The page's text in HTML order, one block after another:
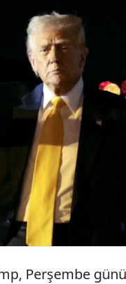
Donald Trump,
doğrularken,
için ağır sonuçlar
dolarlık silah
iddia etti.
tepki gösterdi.
Perşembe